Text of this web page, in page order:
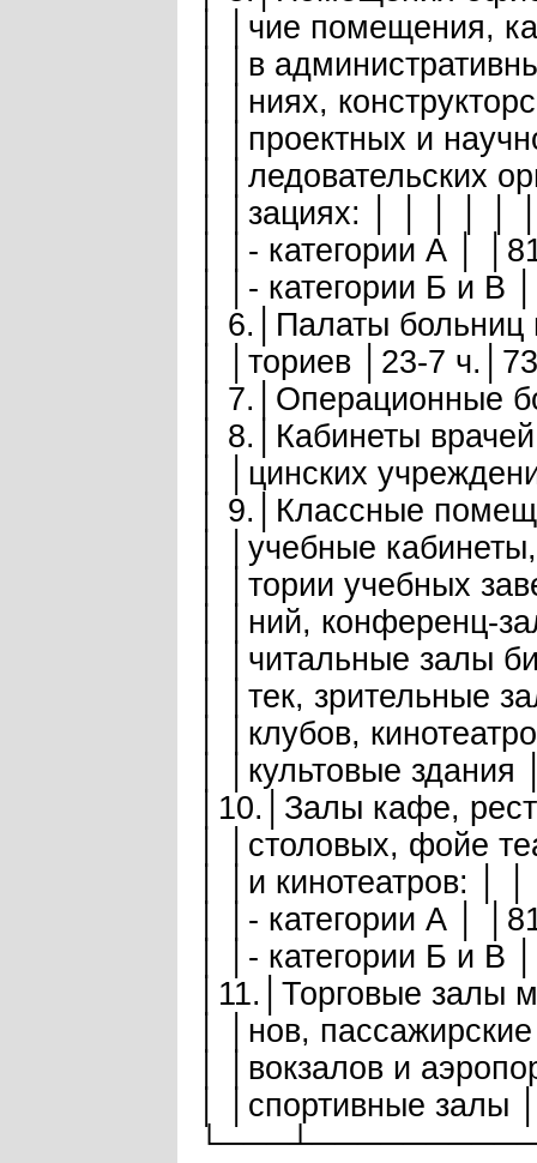
│ │чие помещения,
│ │в
│ │ниях,
│ │проектных и
│ │ледовательских
│ │зациях: │ │ │ │ │
│ │- категории А │
│ │- категории Б и
│ 6.│Палаты
│ │ториев │23-7
│ 7.│Операционные
│ 8.│Кабинеты
│ │цинских
│ 9.│Классные
│ │учебные
│ │тории учебных
│ │ний, конференц-
│ │читальные залы
│ │тек, зрительные
│ │клубов,
│ │культовые
│10.│Залы кафе,
│ │столовых, фойе
│ │и кинотеатров: │
│ │- категории А │
│ │- категории Б и
│11.│Торговые
│ │нов,
│ │вокзалов и
│ │спортивные